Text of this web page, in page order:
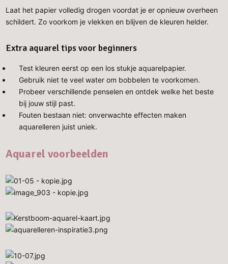
Laat het papier volledig drogen voordat je er opnieuw overheen
schildert. Zo voorkom je vlekken en blijven de kleuren helder.
Extra aquarel tips voor beginners
Test kleuren eerst op een los stukje aquarelpapier.
Gebruik niet te veel water om bobbelen te voorkomen.
Probeer verschillende penselen en ontdek welke het beste
bij jouw stijl past.
Fouten bestaan niet: onverwachte effecten maken
aquarelleren juist uniek.
Aquarel voorbeelden